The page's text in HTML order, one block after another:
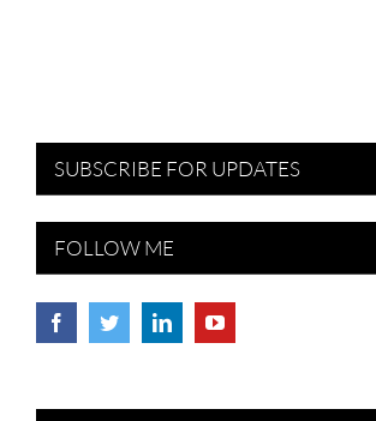
SUBSCRIBE FOR UPDATES
FOLLOW ME